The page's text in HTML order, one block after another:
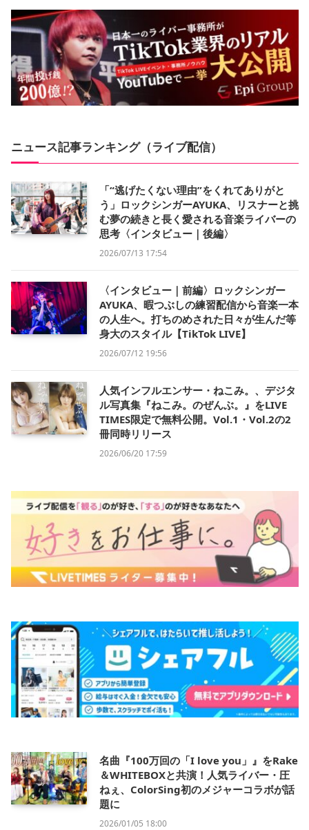
ニュース記事ランキング（ライブ配信）
「“逃げたくない理由”をくれてありがと
う」ロックシンガーAYUKA、リスナーと挑
む夢の続きと長く愛される音楽ライバーの
思考〈インタビュー｜後編〉
2026/07/13 17:54
〈インタビュー｜前編〉ロックシンガー
AYUKA、暇つぶしの練習配信から音楽一本
の人生へ。打ちのめされた日々が生んだ等
身大のスタイル【TikTok LIVE】
2026/07/12 19:56
人気インフルエンサー・ねこみ。、デジタ
ル写真集『ねこみ。のぜんぶ。』をLIVE
TIMES限定で無料公開。Vol.1・Vol.2の2
冊同時リリース
2026/06/20 17:59
名曲『100万回の「I love you」』をRake
＆WHITEBOXと共演！人気ライバー・圧
ねぇ、ColorSing初のメジャーコラボが話
題に
2026/01/05 18:00